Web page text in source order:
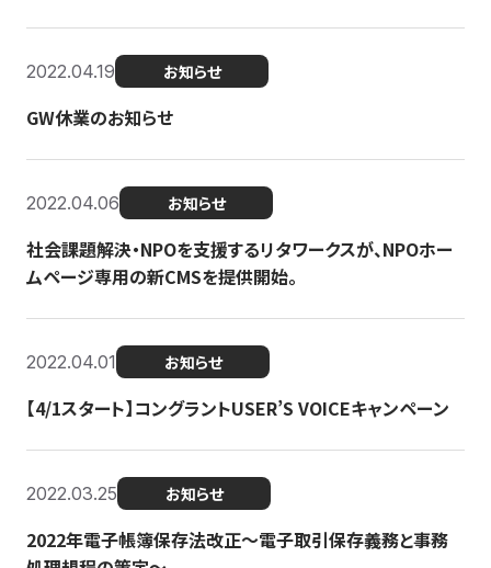
2022.04.19 お知らせ
GW休業のお知らせ
2022.04.06 お知らせ
社会課題解決・NPOを支援するリタワークスが、NPOホー
ムページ専用の新CMSを提供開始。
2022.04.01 お知らせ
【4/1スタート】コングラントUSER’S VOICEキャンペーン
2022.03.25 お知らせ
2022年電子帳簿保存法改正～電子取引保存義務と事務